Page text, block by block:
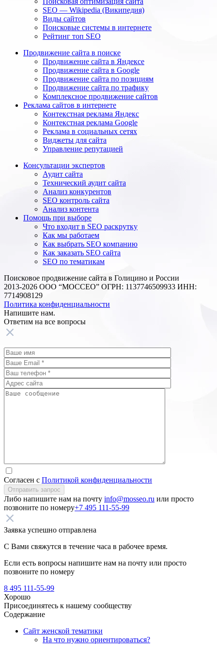
SEO — Wikipedia (Википедия)
Виды сайтов
Поисковые системы в интернете
Рейтинг топ SEO
Продвижение сайта в поиске
Продвижение сайта в Яндексе
Продвижение сайта в Google
Продвижение сайта по позициям
Продвижение сайта по трафику
Комплексное продвижение сайтов
Реклама сайтов в интернете
Контекстная реклама Яндекс
Контекстная реклама Google
Реклама в социальных сетях
Виджеты для сайта
Управление репутацией
Консультации экспертов
Аудит сайта
Технический аудит сайта
Анализ конкурентов
SEO контроль сайта
Анализ контента
Помощь при выборе
Что входит в SEO раскрутку
Как мы работаем
Как выбрать SEO компанию
Как заказать SEO сайта
SEO по тематикам
Поисковое продвижение сайта в Голицино и России
2013-2026 ООО “МОССЕО” ОГРН: 1137746509933 ИНН:
7714908129
Политика конфиденциальности
Напишите нам.
Ответим на все вопросы
Согласен с Политикой конфиденциальности
Отправить запрос
Либо напишите нам на почту info@mosseo.ru или просто
позвоните по номеру+7 495 111-55-99
Заявка успешно отправлена
С Вами свяжутся в течение часа в рабочее время.
Если есть вопросы напишите нам на почту или просто
позвоните по номеру
8 495 111-55-99
Хорошо
Присоединятесь к нашему сообществу
Содержание
Сайт женской тематики
На что нужно ориентироваться?